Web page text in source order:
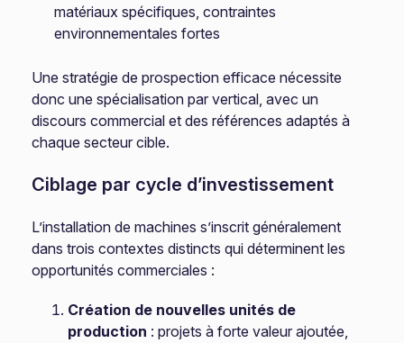
matériaux spécifiques, contraintes
environnementales fortes
Une stratégie de prospection efficace nécessite
donc une spécialisation par vertical, avec un
discours commercial et des références adaptés à
chaque secteur cible.
Ciblage par cycle d’investissement
L’installation de machines s’inscrit généralement
dans trois contextes distincts qui déterminent les
opportunités commerciales :
Création de nouvelles unités de
production : projets à forte valeur ajoutée,